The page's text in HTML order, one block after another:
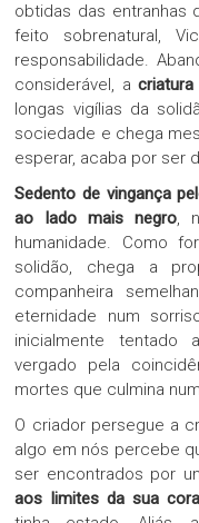
obtidas das entranhas
feito sobrenatural,
responsabilidade.
considerável, a
longas vigílias da
sociedade e chega
esperar, acaba por ser
Sedento de vingança
ao lado mais negro,
humanidade. Como
solidão, chega a
companheira
eternidade num
inicialmente tentado
vergado pela
mortes que culmina
O criador persegue a
algo em nós percebe
ser encontrados por
aos limites da sua